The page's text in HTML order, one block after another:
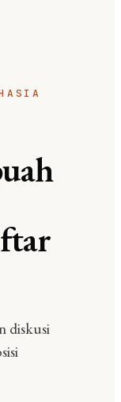
diskusi